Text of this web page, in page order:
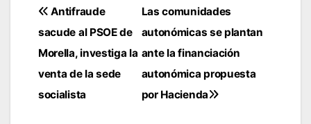
Navegación
de
entradas
Las comunidades
autonómicas se plantan
ante la financiación
autonómica propuesta
por Hacienda
Antifraude
sacude al PSOE de
Morella, investiga la
venta de la sede
socialista